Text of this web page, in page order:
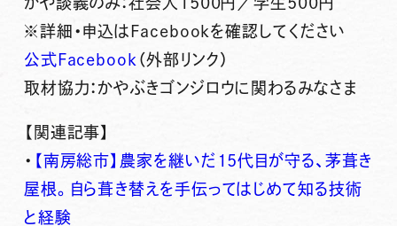
※詳細・申込はFacebookを確認してください
公式Facebook （外部リンク）
取材協力：かやぶきゴンジロウに関わるみなさま
【関連記事】
・ 【南房総市】農家を継いだ15代目が守る、茅葺き
屋根。自ら葺き替えを手伝ってはじめて知る技術
と経験